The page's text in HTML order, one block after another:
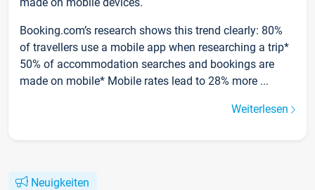
Booking.com’s research shows this trend clearly: 80%
of travellers use a mobile app when researching a trip*
50% of accommodation searches and bookings are
made on mobile* Mobile rates lead to 28% more ...
Weiterlesen
Neuigkeiten